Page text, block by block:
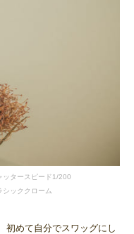
タースピード1/200
シッククローム
初めて自分でスワッグにし